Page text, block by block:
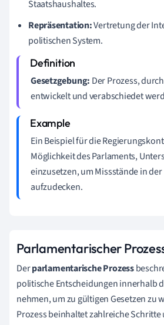
Staatshaushaltes.
Repräsentation:Vertretung der
politischen System.
Gesetzgebung: Der Prozess,
entwickelt und verabschiedet
Ein Beispiel für die
Möglichkeit des Parlaments,
einzusetzen, um Missstände in
aufzudecken.
Parlamentarischer
Derparlamentarische Prozess
politische Entscheidungen innerhalb
nehmen, um zu gültigen Gesetzen zu
Prozess beinhaltet zahlreiche